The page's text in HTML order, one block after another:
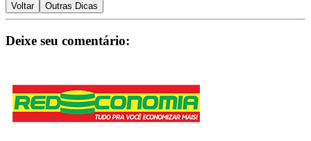
Voltar Outras Dicas
Deixe seu comentário: